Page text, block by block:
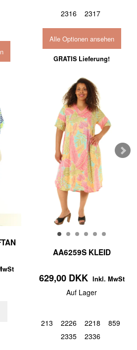
2316
2317
Alle Optionen ansehen
GRATIS Lieferung!
AA6259S KLEID
629,00 DKK Inkl. MwSt
Auf Lager
213 2226 2218
859
2335
2336